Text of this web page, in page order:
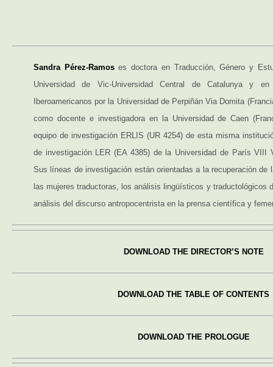
Sandra Pérez-Ramoses doctora en Traducción, Género y
Universidad de Vic-Universidad Central de Catalunya y
Iberoamericanos por la Universidad de Perpiñán Via Domita
como docente e investigadora en la Universidad de Caen
equipo de investigación ERLIS (UR 4254) de esta misma
de investigación LER (EA 4385) de la Universidad de París VIII
Sus líneas de investigación están orientadas a la recuperación de
las mujeres traductoras, los análisis lingüísticos y traductológicos
análisis del discurso antropocentrista en la prensa científica y
DOWNLOAD THE DIRECTOR’S NOTE
DOWNLOAD THE TABLE OF CONTENTS
DOWNLOAD THE PROLOGUE